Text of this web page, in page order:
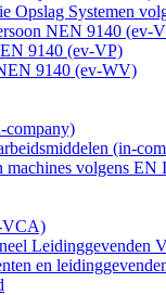
Opslag Systemen
NEN 9140 (ev-
9140 (ev-VP)
9140 (ev-WV)
company)
(in-
volgens EN
VCA)
en